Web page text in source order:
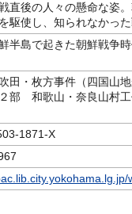
直後の人々の懸命な姿
駆使し、知られなかった
半島で起きた朝鮮戦争
田・枚方事件（四国山
部 和歌山・奈良山村
1871-X